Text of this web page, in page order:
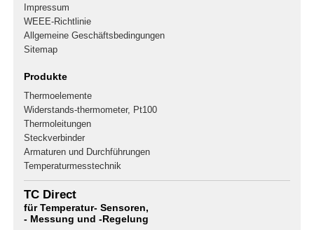
Impressum
WEEE-Richtlinie
Allgemeine Geschäftsbedingungen
Sitemap
Produkte
Thermoelemente
Widerstands-thermometer, Pt100
Thermoleitungen
Steckverbinder
Armaturen und Durchführungen
Temperaturmesstechnik
TC Direct
für Temperatur- Sensoren,
- Messung und -Regelung